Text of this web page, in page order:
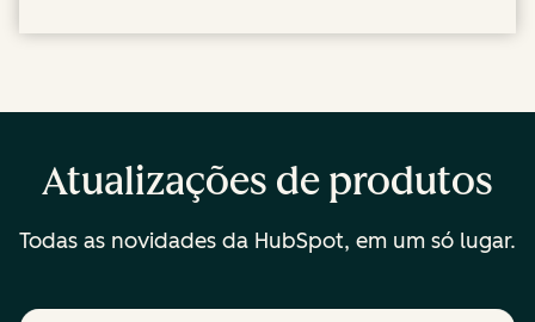
Atualizações de produtos
Todas as novidades da HubSpot, em um só lugar.